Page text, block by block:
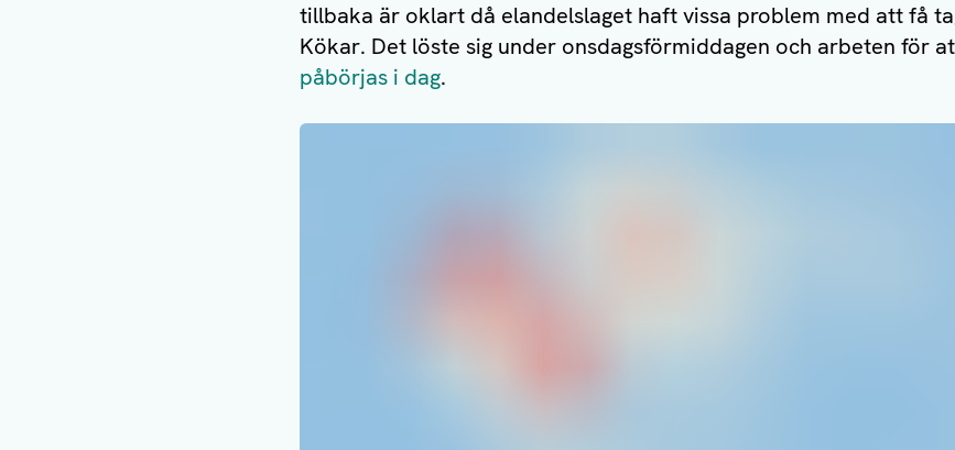
tillbaka är oklart då elandelslaget haft vissa problem med att få
Kökar. Det löste sig under onsdagsförmiddagen och arbeten för
påbörjas i dag.